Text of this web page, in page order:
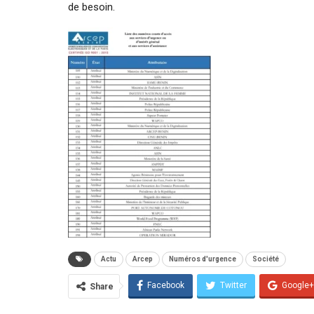
de besoin.
Actu Arcep Numéros d'urgence Société
Share Facebook Twitter Google+